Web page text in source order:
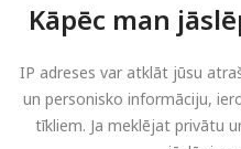
Kāpēc man
IP adreses var atklāt jūsu
un personisko informāciju,
tīkliem. Ja meklējat privātu